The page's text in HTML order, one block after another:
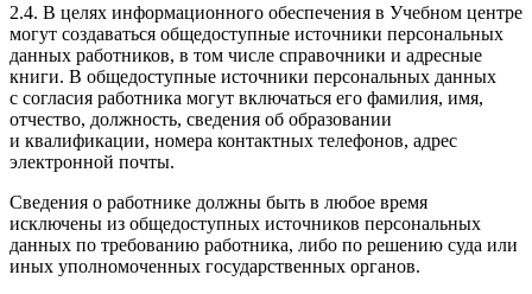
2.4. В целях информационного обеспечения в Учебном центре
могут создаваться общедоступные источники персональных
данных работников, в том числе справочники и адресные
книги. В общедоступные источники персональных данных
с согласия работника могут включаться его фамилия, имя,
отчество, должность, сведения об образовании
и квалификации, номера контактных телефонов, адрес
электронной почты.
Сведения о работнике должны быть в любое время
исключены из общедоступных источников персональных
данных по требованию работника, либо по решению суда или
иных уполномоченных государственных органов.